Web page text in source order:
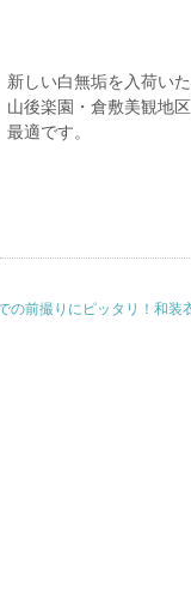
新しい白無垢を入荷い
山後楽園・倉敷美観地
最適です。
の前撮りにピッタリ！和装